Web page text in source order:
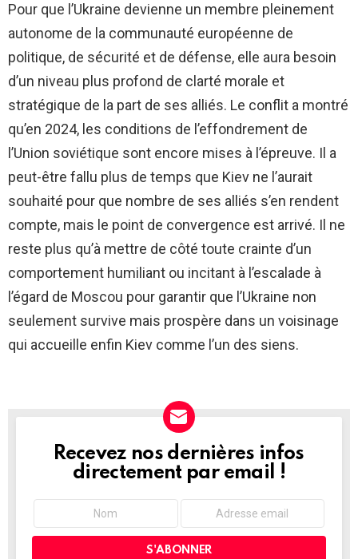
Pour que l’Ukraine devienne un membre pleinement
autonome de la communauté européenne de
politique, de sécurité et de défense, elle aura besoin
d’un niveau plus profond de clarté morale et
stratégique de la part de ses alliés. Le conflit a montré
qu’en 2024, les conditions de l’effondrement de
l’Union soviétique sont encore mises à l’épreuve. Il a
peut-être fallu plus de temps que Kiev ne l’aurait
souhaité pour que nombre de ses alliés s’en rendent
compte, mais le point de convergence est arrivé. Il ne
reste plus qu’à mettre de côté toute crainte d’un
comportement humiliant ou incitant à l’escalade à
l’égard de Moscou pour garantir que l’Ukraine non
seulement survive mais prospère dans un voisinage
qui accueille enfin Kiev comme l’un des siens.
NEWSLETTER
Recevez nos dernières infos
directement par email !